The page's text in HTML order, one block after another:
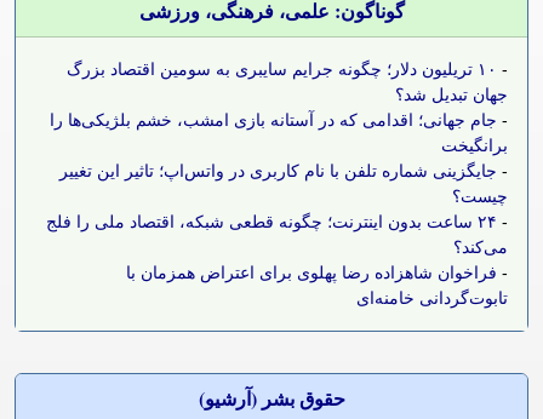
گوناگون: علمی، فرهنگی، ورزشی
-
۱۰ تریلیون دلار؛ چگونه جرایم سایبری به سومین اقتصاد بزرگ
جهان تبدیل شد؟
- جام جهانی؛ اقدامی که در آستانه بازی امشب، خشم بلژیکی‌ها را
برانگیخت
- جایگزینی شماره تلفن با نام کاربری در واتس‌اپ؛ تاثیر این تغییر
چیست؟
-
۲۴ ساعت بدون اینترنت؛ چگونه قطعی شبکه، اقتصاد ملی را فلج
می‌کند؟
- فراخوان شاهزاده رضا پهلوی برای اعتراض همزمان با
تابوت‌گردانی خامنه‌ای
حقوق بشر (آرشيو)